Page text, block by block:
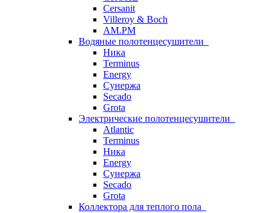
Cersanit
Villeroy & Boch
AM.PM
Водяные полотенцесушители
Ника
Terminus
Energy
Сунержа
Secado
Grota
Электрические полотенцесушители
Atlantic
Terminus
Ника
Energy
Сунержа
Secado
Grota
Коллектора для теплого пола